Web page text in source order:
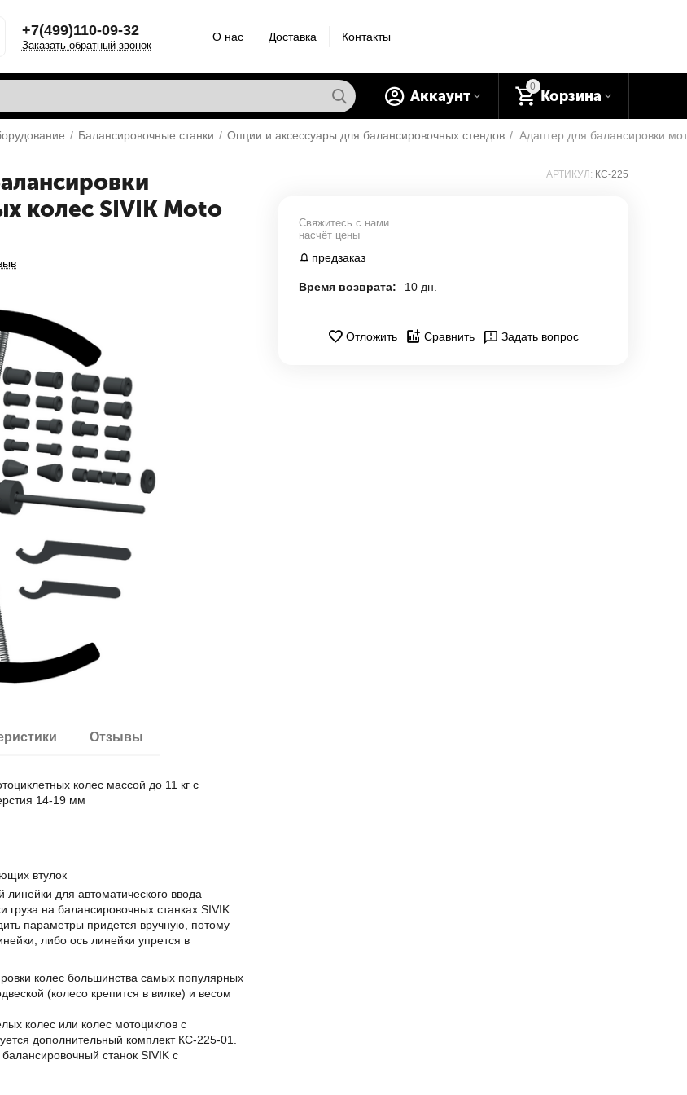
+7(499)110-09-32
Заказать обратный звонок
О нас Доставка Контакты
0
Корзина
Аккаунт
/ Балансировочные станки / Опции и аксессуары для балансировочных стендов /
колес SIVIK Moto
АРТИКУЛ: КС-225
Свяжитесь с нами
насчёт цены
предзаказ
Время возврата: 10 дн.
Отложить Сравнить Задать вопрос
Отзывы
колес массой до 11 кг с
14-19 мм
втулок
для автоматического ввода
груза на балансировочных станках SIVIK.
параметры придется вручную, потому
либо ось линейки упрется в
колес большинства самых популярных
(колесо крепится в вилке) и весом
колес или колес мотоциклов с
дополнительный комплект КС-225-01.
станок SIVIK с